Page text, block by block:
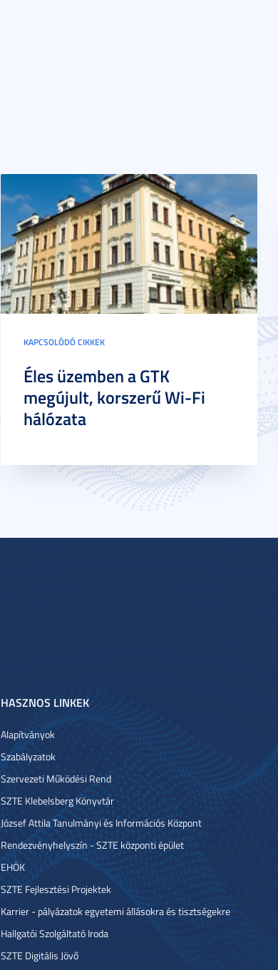
KAPCSOLÓDÓ CIKKEK
Éles üzemben a GTK
megújult, korszerű Wi-Fi
hálózata
HASZNOS LINKEK
Alapítványok
Szabályzatok
Szervezeti Működési Rend
SZTE Klebelsberg Könyvtár
József Attila Tanulmányi és Információs Központ
Rendezvényhelyszín - SZTE központi épület
EHÖK
SZTE Fejlesztési Projektek
Karrier - pályázatok egyetemi állásokra és tisztségekre
Hallgatói Szolgáltató Iroda
SZTE Digitális Jövő